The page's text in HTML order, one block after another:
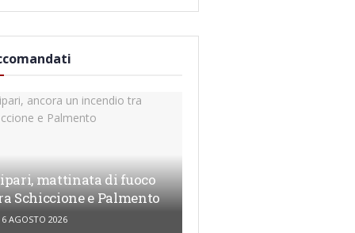
mattinata di fuoco
Schiccione e Palmento
6 AGOSTO 2026